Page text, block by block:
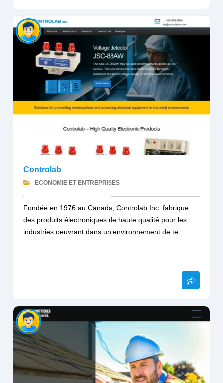
Controlab
ECONOMIE ET ENTREPRISES
Fondée en 1976 au Canada, Controlab Inc. fabrique
des produits électroniques de haute qualité pour les
industries oeuvrant dans un environnement de te...